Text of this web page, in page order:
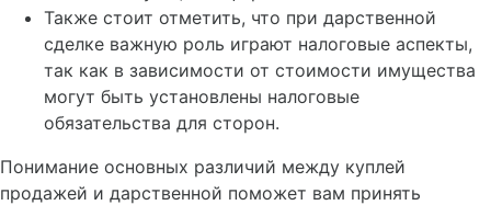
Также стоит отметить, что при дарственной
сделке важную роль играют налоговые аспекты,
так как в зависимости от стоимости имущества
могут быть установлены налоговые
обязательства для сторон.
Понимание основных различий между куплей
продажей и дарственной поможет вам принять